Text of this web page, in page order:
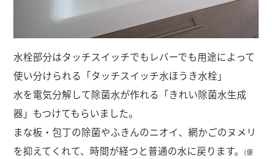
水栓部分はタッチスイッチでもレバーでも用途によって
使い分けられる「タッチスイッチ水ほうき水栓」
水を電気分解して除菌水が作れる「きれい除菌水生成
器」もつけてもらいました。
まな板・包丁の除菌やふきんのニオイ、網かごのヌメリ
を抑えてくれて、時間が経つと普通の水に戻ります。
(便